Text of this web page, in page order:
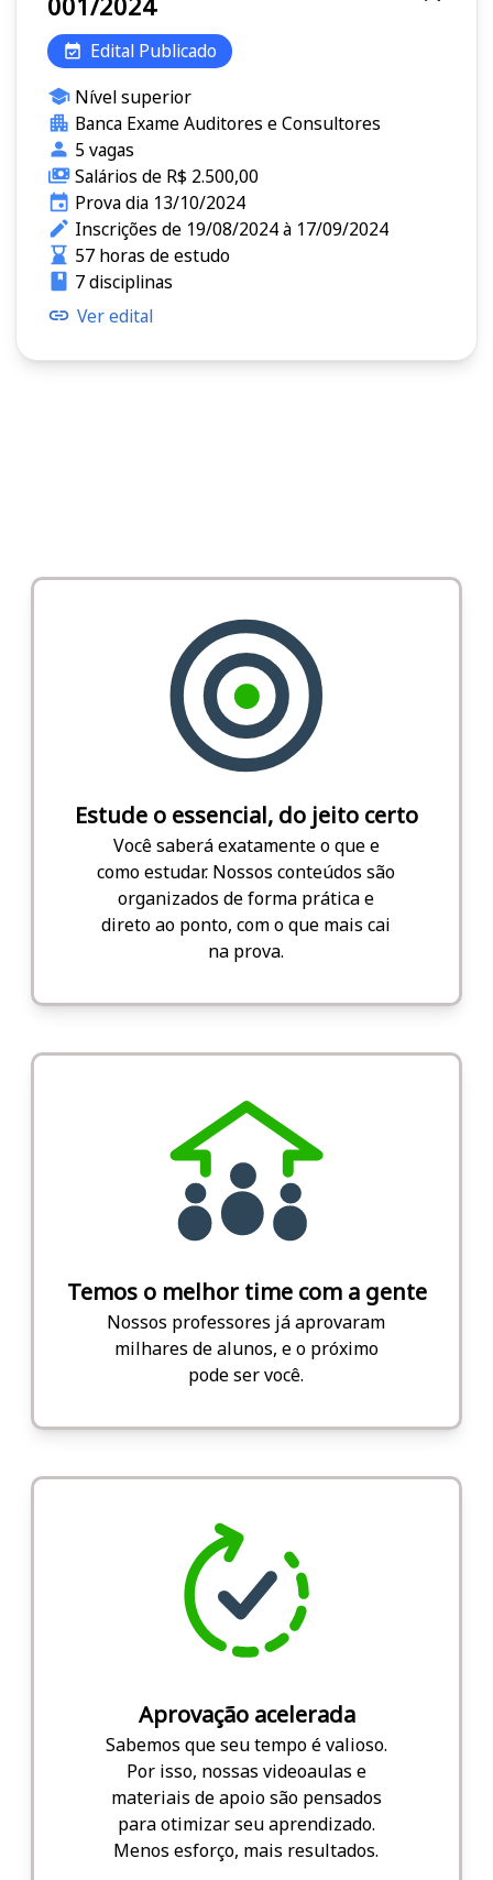
Edital Publicado
Nível superior
Banca Exame Auditores e Consultores
5 vagas
Salários de R$ 2.500,00
Prova dia 13/10/2024
Inscrições de 19/08/2024 à 17/09/2024
57 horas de estudo
7 disciplinas
Ver edital
Estude o essencial, do jeito certo
Você saberá exatamente o que e
como estudar. Nossos conteúdos são
organizados de forma prática e
direto ao ponto, com o que mais cai
na prova.
Temos o melhor time com a gente
Nossos professores já aprovaram
milhares de alunos, e o próximo
pode ser você.
Aprovação acelerada
Sabemos que seu tempo é valioso.
Por isso, nossas videoaulas e
materiais de apoio são pensados
para otimizar seu aprendizado.
Menos esforço, mais resultados.